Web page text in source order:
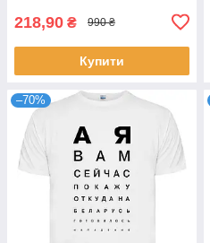
218,90 ₴ 990 ₴
Купити
–70%